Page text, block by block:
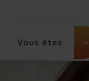
Vous êtes